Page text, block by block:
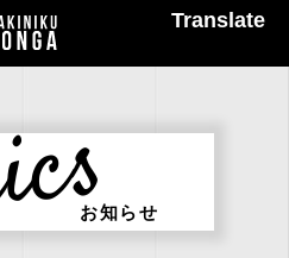
お知らせ
Translate